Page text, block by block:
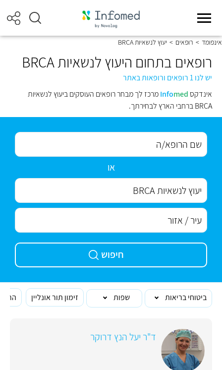
אינפומד > רופאים > יעוץ לנשאיות BRCA
רופאים בתחום היעוץ לנשאיות BRCA
יש לנו 1 רופאים ורופאות באתר
אינדקס
Infomed
מרכז לך מבחר רופאים העוסקים ביעוץ לנשאיות
BRCA ברחבי הארץ לבחירתך.
או
חיפוש
ביטוחי בריאות שפות זימון תור אונליין
ד"ר יעל הנץ דרוקר